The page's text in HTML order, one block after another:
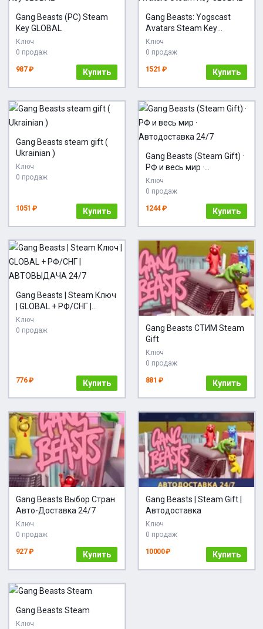
Gang Beasts (PC) Steam
Key GLOBAL
Ключ
0 продаж
987 ₽ Купить
Gang Beasts: Yogscast
Avatars Steam Key
GLOBAL
Ключ
0 продаж
1521 ₽ Купить
Gang Beasts steam gift (
Ukrainian )
Ключ
0 продаж
1051 ₽ Купить
Gang Beasts (Steam Gift) ·
РФ и весь мир ·
Автодоставка 24/7
Ключ
0 продаж
1244 ₽ Купить
Gang Beasts | Steam Ключ
| GLOBAL + РФ/СНГ |
АВТОВЫДАЧА 24/7
Ключ
0 продаж
776 ₽ Купить
Gang Beasts СТИМ Steam
Gift
Ключ
0 продаж
881 ₽ Купить
Gang Beasts Выбор Стран
Авто-Доставка 24/7
Ключ
0 продаж
927 ₽ Купить
Gang Beasts | Steam Gift |
Автодоставка
Ключ
0 продаж
10000 ₽ Купить
Gang Beasts Steam
Ключ